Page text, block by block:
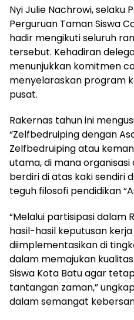
Nyi Julie Nachrowi, selaku
Perguruan Taman Siswa
hadir mengikuti seluruh
tersebut. Kehadiran
menunjukkan komitmen
menyelaraskan program
pusat.
Rakernas tahun ini
“Zelfbedruiping dengan
Zelfbedruiping atau
utama, di mana
berdiri di atas kaki sendiri
teguh filosofi pendidikan
“Melalui partisipasi dalam
hasil-hasil keputusan
diimplementasikan di
dalam memajukan
Siswa Kota Batu agar
tantangan zaman,”
dalam semangat